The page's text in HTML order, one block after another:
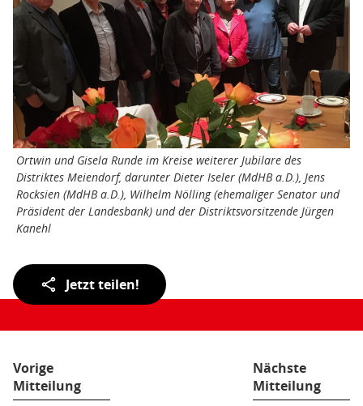
Ortwin und Gisela Runde im Kreise weiterer Jubilare des
Distriktes Meiendorf, darunter Dieter Iseler (MdHB a.D.), Jens
Rocksien (MdHB a.D.), Wilhelm Nölling (ehemaliger Senator und
Präsident der Landesbank) und der Distriktsvorsitzende Jürgen
Kanehl
Teilen
der
Jetzt teilen!
Vorige
Mitteilung
Nächste
Mitteilung